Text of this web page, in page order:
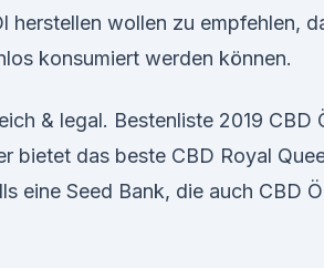
herstellen wollen zu empfehlen,
konsumiert werden können.
& legal. Bestenliste 2019 CBD
bietet das beste CBD Royal
eine Seed Bank, die auch CBD